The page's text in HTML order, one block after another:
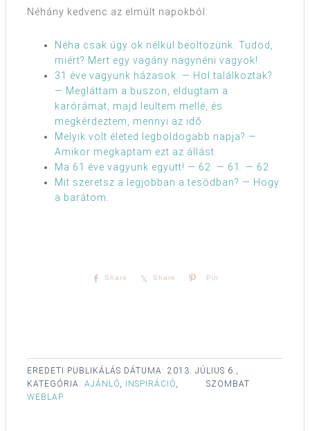
Néhány kedvenc az elmúlt napokból:
Néha csak úgy ok nélkül beöltözünk. Tudod,
miért? Mert egy vagány nagynéni vagyok!
31 éve vagyunk házasok. — Hol találkoztak?
— Megláttam a buszon, eldugtam a
karórámat, majd leültem mellé, és
megkérdeztem, mennyi az idő.
Melyik volt életed legboldogabb napja? —
Amikor megkaptam ezt az állást.
Ma 61 éve vagyunk együtt! — 62. — 61. — 62.
Mit szeretsz a legjobban a tesódban? — Hogy
a barátom.
Share Share Pin
EREDETI PUBLIKÁLÁS DÁTUMA: 2013. JÚLIUS 6.,
SZOMBAT
KATEGÓRIA: AJÁNLÓ, INSPIRÁCIÓ,
WEBLAP